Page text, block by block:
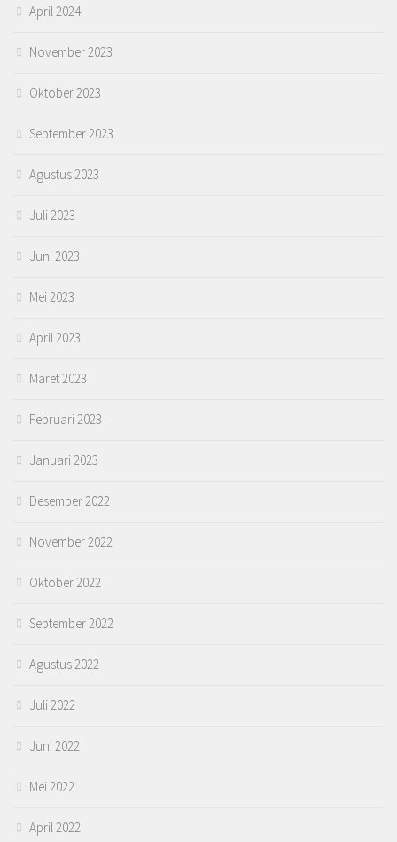
April 2024
November 2023
Oktober 2023
September 2023
Agustus 2023
Juli 2023
Juni 2023
Mei 2023
April 2023
Maret 2023
Februari 2023
Januari 2023
Desember 2022
November 2022
Oktober 2022
September 2022
Agustus 2022
Juli 2022
Juni 2022
Mei 2022
April 2022